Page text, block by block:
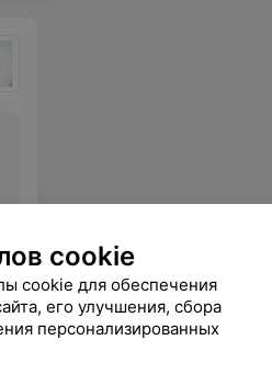
cookie
cookie для обеспечения
его улучшения, сбора
персонализированных